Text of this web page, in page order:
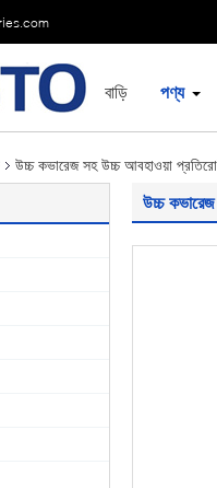
বাড়ি পণ্য
উচ্চ কভারেজ সহ উচ্চ আবহাওয়া
উচ্চ